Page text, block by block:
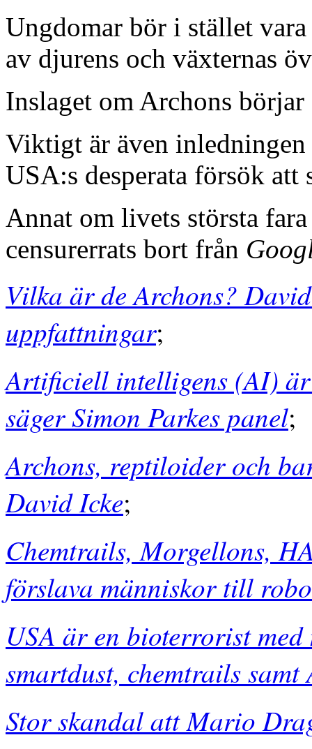
Ungdomar bör i stället
av djurens och växternas
Inslaget om Archons
Viktigt är även
USA:s desperata försök
Annat om livets största
censurerrats bort från
Vilka är de Archons?
uppfattningar;
Artificiell intelligens (AI)
säger Simon Parkes panel;
Archons, reptiloider och
David Icke;
Chemtrails, Morgellons,
förslava människor till
USA är en bioterrorist
smartdust, chemtrails samt
Stor skandal att Mario